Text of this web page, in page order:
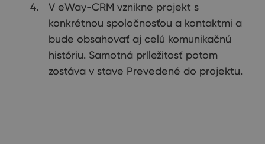
V eWay-CRM vznikne projekt s
konkrétnou spoločnosťou a kontaktmi a
bude obsahovať aj celú komunikačnú
históriu. Samotná príležitosť potom
zostáva v stave Prevedené do projektu.